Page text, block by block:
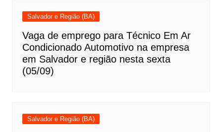
Salvador e Região (BA)
Vaga de emprego para Técnico Em Ar
Condicionado Automotivo na empresa
em Salvador e região nesta sexta
(05/09)
Salvador e Região (BA)